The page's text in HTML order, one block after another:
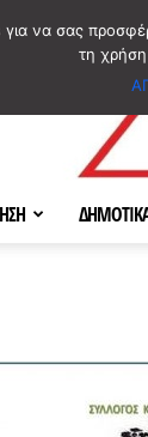
να σας
τη